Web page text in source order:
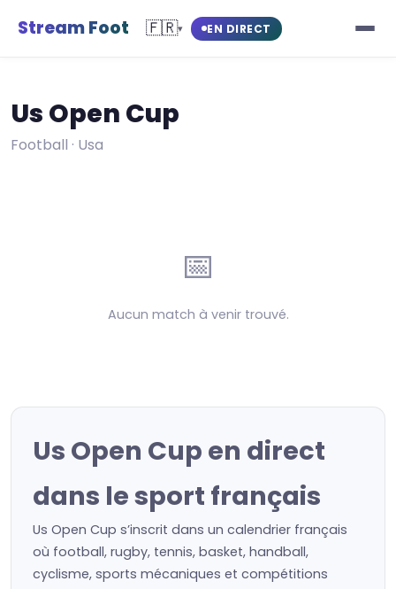
Stream Foot 🇫🇷▾ EN DIRECT
Us Open Cup
Football · Usa
📅
Aucun match à venir trouvé.
Us Open Cup en direct
dans le sport français
Us Open Cup s’inscrit dans un calendrier français
où football, rugby, tennis, basket, handball,
cyclisme, sports mécaniques et compétitions